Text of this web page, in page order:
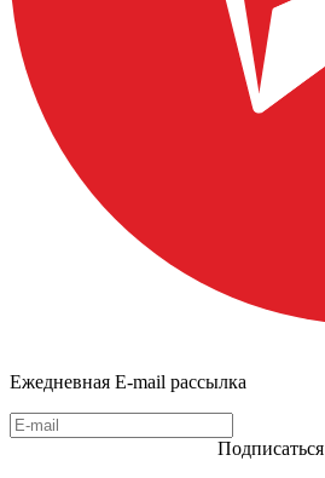
Ежедневная E-mail рассылка
Подписаться